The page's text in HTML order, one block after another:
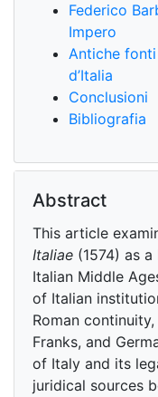
Federico
Impero
Antiche
d’Italia
Conclusioni
Bibliografia
Abstract
This article
Italiae (1574) as
Italian Middle
of Italian
Roman
Franks, and
of Italy and its
juridical sources